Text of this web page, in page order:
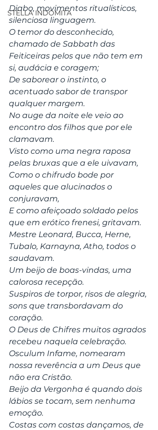
STELLA INDOMITA
Diabo, movimentos ritualísticos,
silenciosa linguagem.
O temor do desconhecido,
chamado de Sabbath das
Feiticeiras pelos que não tem em
si, audácia e coragem;
De saborear o instinto, o
acentuado sabor de transpor
qualquer margem.
No auge da noite ele veio ao
encontro dos filhos que por ele
clamavam.
Visto como uma negra raposa
pelas bruxas que a ele uivavam,
Como o chifrudo bode por
aqueles que alucinados o
conjuravam,
E como afeiçoado soldado pelos
que em erótico frenesi, gritavam.
Mestre Leonard, Bucca, Herne,
Tubalo, Karnayna, Atho, todos o
saudavam.
Um beijo de boas-vindas, uma
calorosa recepção.
Suspiros de torpor, risos de alegria,
sons que transbordavam do
coração.
O Deus de Chifres muitos agrados
recebeu naquela celebração.
Osculum Infame, nomearam
nossa reverência a um Deus que
não era Cristão.
Beijo da Vergonha é quando dois
lábios se tocam, sem nenhuma
emoção.
Costas com costas dançamos, de